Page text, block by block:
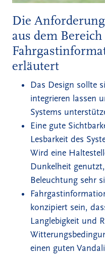
Die
aus dem Bereich
erläutert
Das Design sollte
integrieren lassen
Systems
Eine gute
Lesbarkeit des
Wird eine
Dunkelheit
Beleuchtung sehr
konzipiert sein,
Langlebigkeit und
einen guten